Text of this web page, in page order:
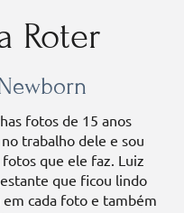
Roter
fotos de 15 anos
trabalho dele e sou
que ele faz. Luiz
que ficou lindo
em cada foto e também